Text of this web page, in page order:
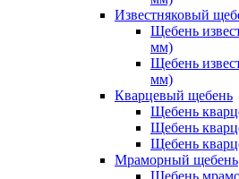
Известняковый
Щебень
мм)
Щебень
мм)
Кварцевый щебень
Щебень
Щебень
Щебень
Мраморный щебень
Щебень